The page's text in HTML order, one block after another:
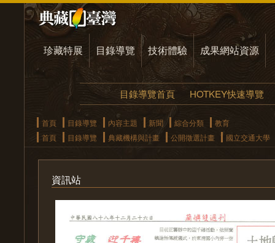
珍藏特展 目錄導覽 技術體驗 成果網站資源
目錄導覽首頁 HOTKEY快速導覽
首頁 目錄導覽 內容主題 新聞 綜合分類
教育
首頁
目錄導覽 典藏機構與計畫 公開徵選計畫 國立交通大學
資訊站